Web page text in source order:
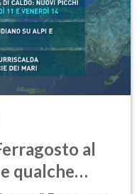
al
qualche